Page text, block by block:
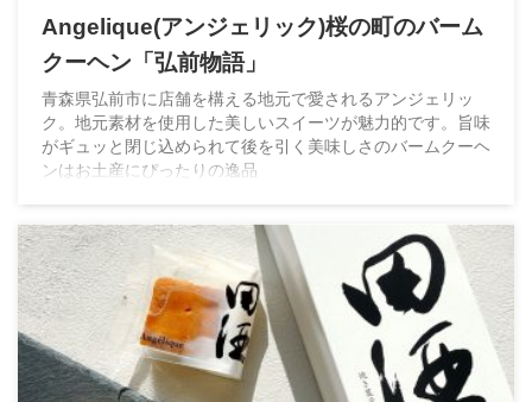
Angelique(アンジェリック)桜の町のバーム
クーヘン「弘前物語」
青森県弘前市に店舗を構える地元で愛されるアンジェリッ
ク。地元素材を使用した美しいスイーツが魅力的です。旨味
がギュッと閉じ込められて後を引く美味しさのバームクーヘ
ンはお土産にぴったりの逸品